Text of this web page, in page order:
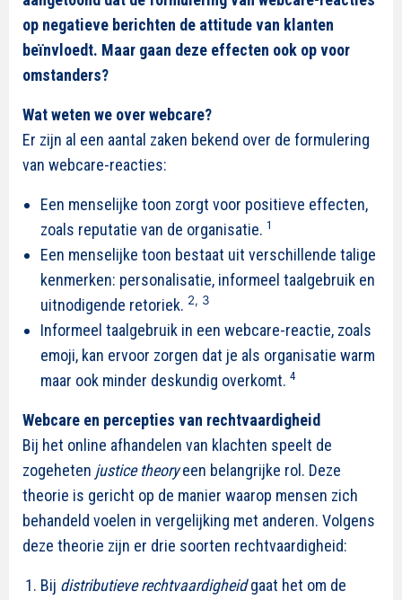
op negatieve berichten de attitude van klanten
beïnvloedt. Maar gaan deze effecten ook op voor
omstanders?
Wat weten we over webcare?
Er zijn al een aantal zaken bekend over de formulering
van webcare-reacties:
Een menselijke toon zorgt voor positieve effecten,
zoals reputatie van de organisatie. 1
Een menselijke toon bestaat uit verschillende talige
kenmerken: personalisatie, informeel taalgebruik en
uitnodigende retoriek. 2, 3
Informeel taalgebruik in een webcare-reactie, zoals
emoji, kan ervoor zorgen dat je als organisatie warm
maar ook minder deskundig overkomt. 4
Webcare en percepties van rechtvaardigheid
Bij het online afhandelen van klachten speelt de
zogeheten justice theoryeen belangrijke rol. Deze
theorie is gericht op de manier waarop mensen zich
behandeld voelen in vergelijking met anderen. Volgens
deze theorie zijn er drie soorten rechtvaardigheid:
Bij distributieve rechtvaardigheidgaat het om de